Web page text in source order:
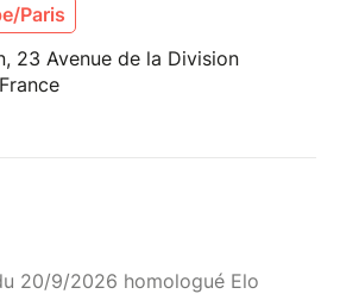
Paris
23 Avenue de la Division
20/9/2026 homologué Elo